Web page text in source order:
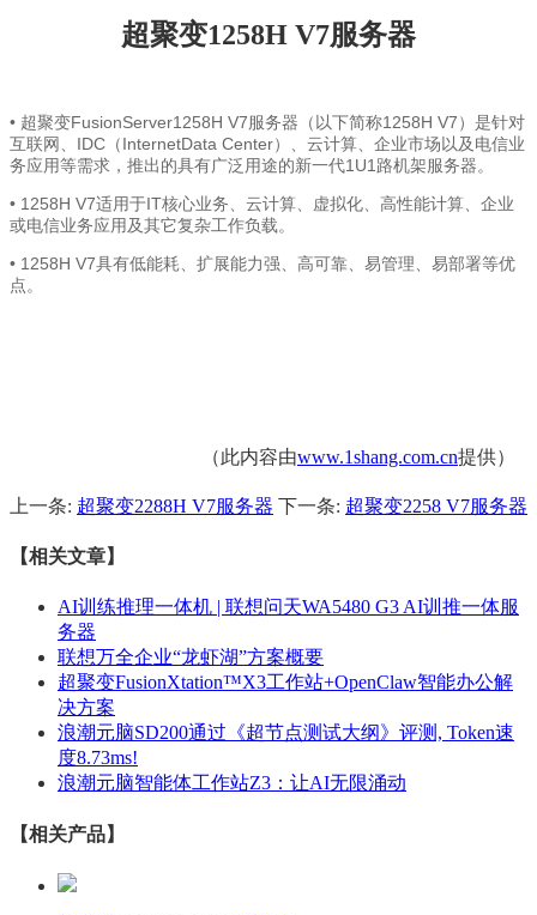
超聚变1258H V7服务器
• 超聚变FusionServer1258H V7服务器（以下简称1258H V7）是针对
互联网、IDC（InternetData Center）、云计算、企业市场以及电信业
务应用等需求，推出的具有广泛用途的新一代1U1路机架服务器。
• 1258H V7适用于IT核心业务、云计算、虚拟化、高性能计算、企业
或电信业务应用及其它复杂工作负载。
• 1258H V7具有低能耗、扩展能力强、高可靠、易管理、易部署等优
点。
（此内容由www.1shang.com.cn提供）
上一条: 超聚变2288H V7服务器 下一条: 超聚变2258 V7服务器
【相关文章】
AI训练推理一体机 | 联想问天WA5480 G3 AI训推一体服
务器
联想万全企业“龙虾湖”方案概要
超聚变FusionXtation™X3工作站+OpenClaw智能办公解
决方案
浪潮元脑SD200通过《超节点测试大纲》评测, Token速
度8.73ms!
浪潮元脑智能体工作站Z3：让AI无限涌动
【相关产品】